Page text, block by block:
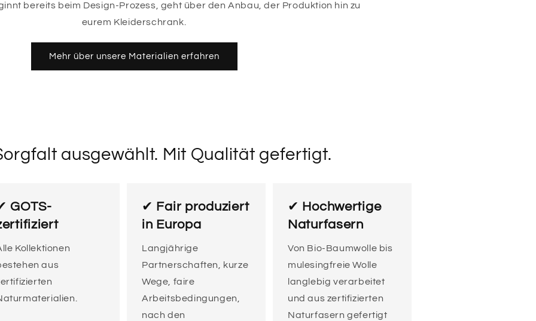
bereits beim Design-Prozess, geht über den Anbau, der Produktion hin zu
eurem Kleiderschrank.
Mehr über unsere Materialien erfahren
ausgewählt. Mit Qualität gefertigt.
GOTS-
Kollektionen
aus
✔ Fair produziert
in Europa
Langjährige
Partnerschaften, kurze
Wege, faire
Arbeitsbedingungen,
nach den
✔ Hochwertige
Naturfasern
Von Bio-Baumwolle bis
mulesingfreie Wolle
langlebig verarbeitet
und aus zertifizierten
Naturfasern gefertigt